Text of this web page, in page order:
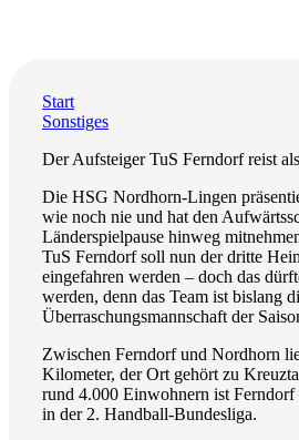
Start
Sonstiges
Der Aufsteiger TuS Ferndorf reist
Die HSG Nordhorn-Lingen
wie noch nie und hat den
Länderspielpause hinweg
TuS Ferndorf soll nun der dritte
eingefahren werden – doch das
werden, denn das Team ist bislang
Überraschungsmannschaft der
Zwischen Ferndorf und Nordhorn
Kilometer, der Ort gehört zu
rund 4.000 Einwohnern ist Ferndorf
in der 2. Handball-Bundesliga.